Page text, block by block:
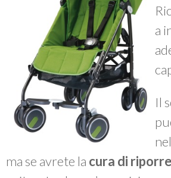
a
Il
ma se avrete la cura di